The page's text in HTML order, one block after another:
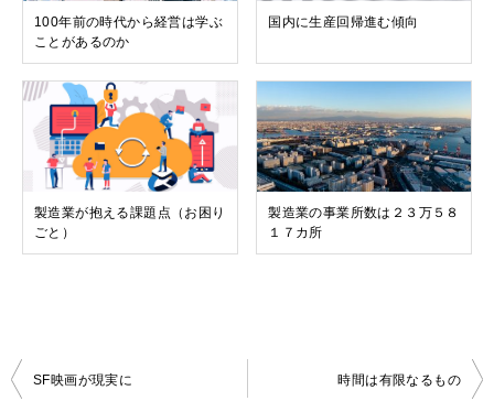
100年前の時代から経営は学ぶ
ことがあるのか
国内に生産回帰進む傾向
製造業が抱える課題点（お困り
ごと）
製造業の事業所数は２３万５８
１７カ所
投
SF映画が現実に 時間は有限なるもの